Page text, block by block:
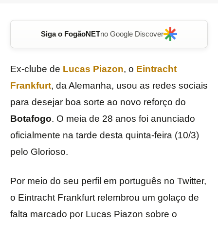
Siga o FogãoNETno Google Discover
Ex-clube de Lucas Piazon, o Eintracht
Frankfurt, da Alemanha, usou as redes sociais
para desejar boa sorte ao novo reforço do
Botafogo. O meia de 28 anos foi anunciado
oficialmente na tarde desta quinta-feira (10/3)
pelo Glorioso.
Por meio do seu perfil em português no Twitter,
o Eintracht Frankfurt relembrou um golaço de
falta marcado por Lucas Piazon sobre o